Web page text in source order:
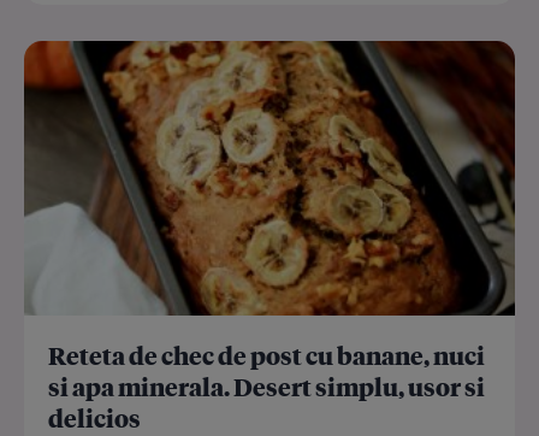
Reteta de chec de post cu banane, nuci
si apa minerala. Desert simplu, usor si
delicios